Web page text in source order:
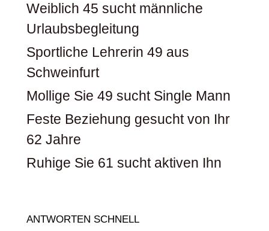
Weiblich 45 sucht männliche
Urlaubsbegleitung
Sportliche Lehrerin 49 aus
Schweinfurt
Mollige Sie 49 sucht Single Mann
Feste Beziehung gesucht von Ihr
62 Jahre
Ruhige Sie 61 sucht aktiven Ihn
ANTWORTEN SCHNELL